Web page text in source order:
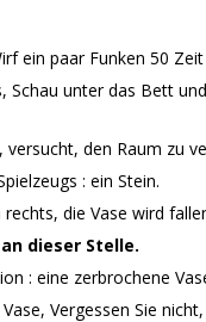
ein paar Funken 50 Zeit
Schau unter das Bett
versucht, den Raum zu
: ein Stein.
die Vase wird
dieser Stelle.
: eine zerbrochene
Vergessen Sie